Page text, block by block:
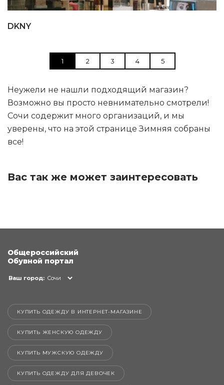
DKNY
1 2 3 4 5
Неужели не нашли подходящий магазин?
Возможно вы просто невнимательно смотрели!
Сочи содержит много организаций, и мы
уверены, что на этой странице Зимняя собраны
все!
Вас так же может заинтересовать
Общероссийский
Обувной портал
Ваш город: Сочи
КУПИТЬ ОДЕЖДУ В ИНТЕРНЕТ-МАГАЗИНЕ
КУПИТЬ ЖЕНСКУЮ ОДЕЖДУ
КУПИТЬ МУЖСКУЮ ОДЕЖДУ
КУПИТЬ ОДЕЖДУ ДЛЯ ДЕВОЧЕК